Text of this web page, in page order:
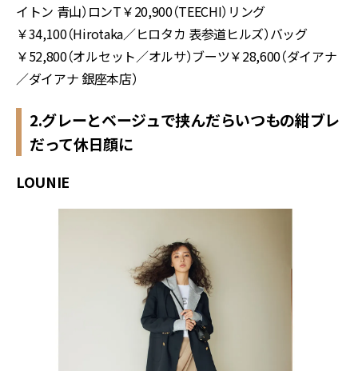
イトン 青山）ロンT￥20,900（TEECHI）リング
￥34,100（Hirotaka／ヒロタカ 表参道ヒルズ）バッグ
￥52,800（オルセット／オルサ）ブーツ￥28,600（ダイアナ
／ダイアナ 銀座本店）
2.グレーとベージュで挟んだらいつもの紺ブレ
だって休日顔に
LOUNIE